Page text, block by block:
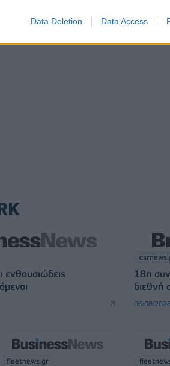
Data Deletion Data Access
ενθουσιώδεις
18η
διεθνή
06/08/
fleetnews.gr